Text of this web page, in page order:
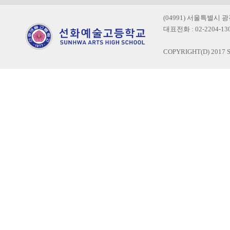
(04991) 서울특별시
대표전화 : 02-2204-
COPYRIGHT(D) 2017